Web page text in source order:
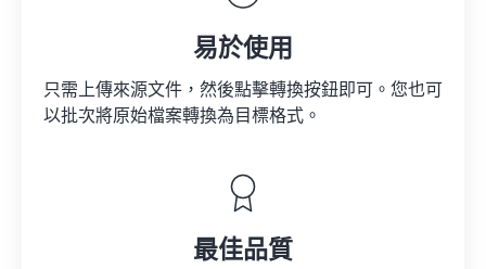
易於使用
只需上傳來源文件，然後點擊轉換按鈕即可。您也可
以批次將原始檔案轉換為目標格式。
最佳品質